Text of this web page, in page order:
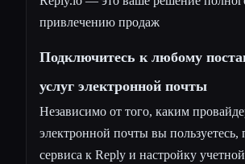
привлечению продаж
Подключитесь к любому
услуг электронной почты
Независимо от того, каким
электронной почты вы пользуетесь,
сервиса к Reply и настройку